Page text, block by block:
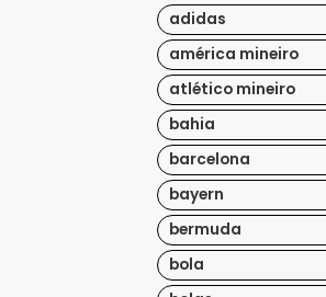
adidas
américa mineiro
atlético mineiro
bahia
barcelona
bayern
bermuda
bola